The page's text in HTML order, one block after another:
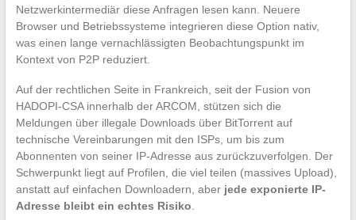
Netzwerkintermediär diese Anfragen lesen kann. Neuere
Browser und Betriebssysteme integrieren diese Option nativ,
was einen lange vernachlässigten Beobachtungspunkt im
Kontext von P2P reduziert.
Auf der rechtlichen Seite in Frankreich, seit der Fusion von
HADOPI-CSA innerhalb der ARCOM, stützen sich die
Meldungen über illegale Downloads über BitTorrent auf
technische Vereinbarungen mit den ISPs, um bis zum
Abonnenten von seiner IP-Adresse aus zurückzuverfolgen. Der
Schwerpunkt liegt auf Profilen, die viel teilen (massives Upload),
anstatt auf einfachen Downloadern, aber jede exponierte IP-
Adresse bleibt ein echtes Risiko